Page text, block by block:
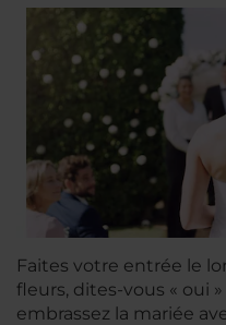
Faites votre entrée le
fleurs, dites-vous « oui
embrassez la mariée